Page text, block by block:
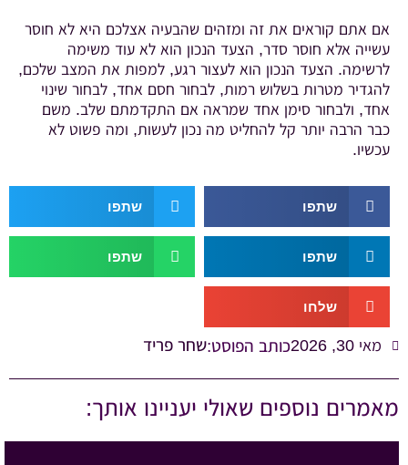
אם אתם קוראים את זה ומזהים שהבעיה אצלכם היא לא חוסר
עשייה אלא חוסר סדר, הצעד הנכון הוא לא עוד משימה
לרשימה. הצעד הנכון הוא לעצור רגע, למפות את המצב שלכם,
להגדיר מטרות בשלוש רמות, לבחור חסם אחד, לבחור שינוי
אחד, ולבחור סימן אחד שמראה אם התקדמתם שלב. משם
כבר הרבה יותר קל להחליט מה נכון לעשות, ומה פשוט לא
עכשיו.
שתפו שתפו
שתפו שתפו
שלחו
מאי 30, 2026 כותב הפוסט:שחר פריד
מאמרים נוספים שאולי יעניינו אותך: